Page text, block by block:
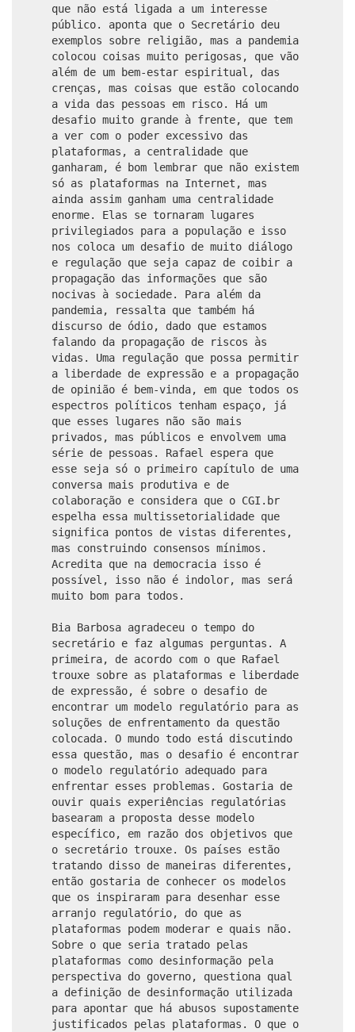
que não está ligada a um interesse
público. aponta que o Secretário deu
exemplos sobre religião, mas a pandemia
colocou coisas muito perigosas, que vão
além de um bem-estar espiritual, das
crenças, mas coisas que estão colocando
a vida das pessoas em risco. Há um
desafio muito grande à frente, que tem
a ver com o poder excessivo das
plataformas, a centralidade que
ganharam, é bom lembrar que não existem
só as plataformas na Internet, mas
ainda assim ganham uma centralidade
enorme. Elas se tornaram lugares
privilegiados para a população e isso
nos coloca um desafio de muito diálogo
e regulação que seja capaz de coibir a
propagação das informações que são
nocivas à sociedade. Para além da
pandemia, ressalta que também há
discurso de ódio, dado que estamos
falando da propagação de riscos às
vidas. Uma regulação que possa permitir
a liberdade de expressão e a propagação
de opinião é bem-vinda, em que todos os
espectros políticos tenham espaço, já
que esses lugares não são mais
privados, mas públicos e envolvem uma
série de pessoas. Rafael espera que
esse seja só o primeiro capítulo de uma
conversa mais produtiva e de
colaboração e considera que o CGI.br
espelha essa multissetorialidade que
significa pontos de vistas diferentes,
mas construindo consensos mínimos.
Acredita que na democracia isso é
possível, isso não é indolor, mas será
muito bom para todos.
Bia Barbosa agradeceu o tempo do
secretário e faz algumas perguntas. A
primeira, de acordo com o que Rafael
trouxe sobre as plataformas e liberdade
de expressão, é sobre o desafio de
encontrar um modelo regulatório para as
soluções de enfrentamento da questão
colocada. O mundo todo está discutindo
essa questão, mas o desafio é encontrar
o modelo regulatório adequado para
enfrentar esses problemas. Gostaria de
ouvir quais experiências regulatórias
basearam a proposta desse modelo
específico, em razão dos objetivos que
o secretário trouxe. Os países estão
tratando disso de maneiras diferentes,
então gostaria de conhecer os modelos
que os inspiraram para desenhar esse
arranjo regulatório, do que as
plataformas podem moderar e quais não.
Sobre o que seria tratado pelas
plataformas como desinformação pela
perspectiva do governo, questiona qual
a definição de desinformação utilizada
para apontar que há abusos supostamente
justificados pelas plataformas. O que o